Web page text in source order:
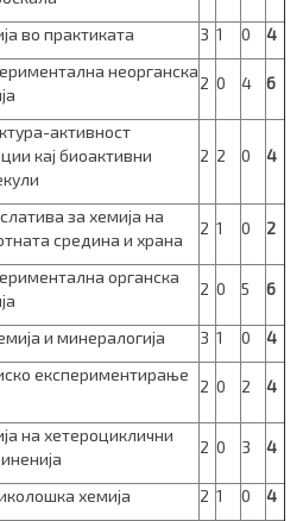
во практиката 3 1 0 4
неорганска
2 0 4 6
активност
кај биоактивни
2 2 0 4
за хемија на
средина и храна
2 1 0 2
органска
2 0 5 6
и минералогија 3 1 0 4
експериментирање
2 0 2 4
на хетероциклични
2 0 3 4
хемија 2 1 0
4